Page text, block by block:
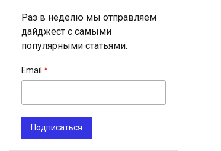
Раз в неделю мы отправляем
дайджест с самыми
популярными статьями.
Email
Подписаться